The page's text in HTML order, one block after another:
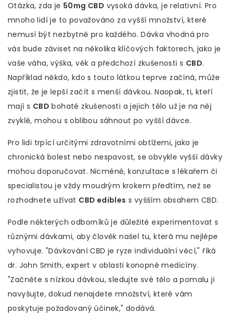
Otázka, zda je 50mg CBD vysoká dávka, je relativní. Pro
mnoho lidí je to považováno za vyšší množství, které
nemusí být nezbytně pro každého. Dávka vhodná pro
vás bude záviset na několika klíčových faktorech, jako je
vaše váha, výška, věk a předchozí zkušenosti s CBD.
Například někdo, kdo s touto látkou teprve začíná, může
zjistit, že je lepší začít s menší dávkou. Naopak, ti, kteří
mají s CBD bohaté zkušenosti a jejich tělo už je na něj
zvyklé, mohou s oblibou sáhnout po vyšší dávce.
Pro lidi trpící určitými zdravotními obtížemi, jako je
chronická bolest nebo nespavost, se obvykle vyšší dávky
mohou doporučovat. Nicméně, konzultace s lékařem či
specialistou je vždy moudrým krokem předtím, než se
rozhodnete užívat CBD edibles s vyšším obsahem CBD.
Podle některých odborníků je důležité experimentovat s
různými dávkami, aby člověk našel tu, která mu nejlépe
vyhovuje. "Dávkování CBD je ryze individuální věcí," říká
dr. John Smith, expert v oblasti konopné medicíny.
"Začněte s nízkou dávkou, sledujte své tělo a pomalu ji
navyšujte, dokud nenajdete množství, které vám
poskytuje požadovaný účinek," dodává.